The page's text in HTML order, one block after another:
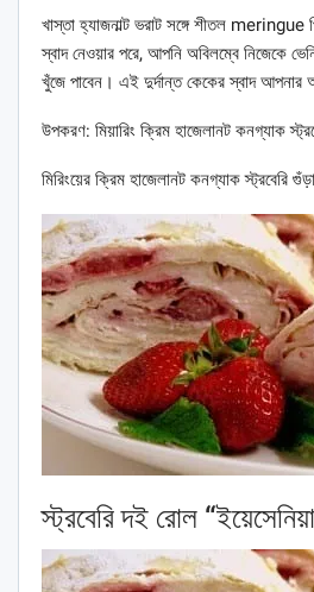
খাস্তা হ্যাজনাল্ট ভরাট সঙ্গে শীতল
স্বাদ নেওয়ার পরে, আপনি অবিলম্বে নিজেকে
খুঁজে পাবেন। এই দুর্দান্ত কেকের স্বাদ আপনার
উপকরণ: মিয়ারিং ক্রিম হাজেলানট কনগ্যাক
মিরিংয়ের ক্রিম হাজেলানট কনগ্যাক স্ট্রবেরি
স্ট্রবেরি দই রোল